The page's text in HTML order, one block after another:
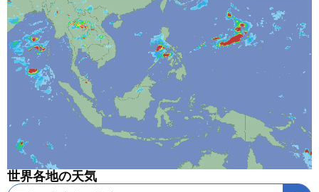
世界各地の天気